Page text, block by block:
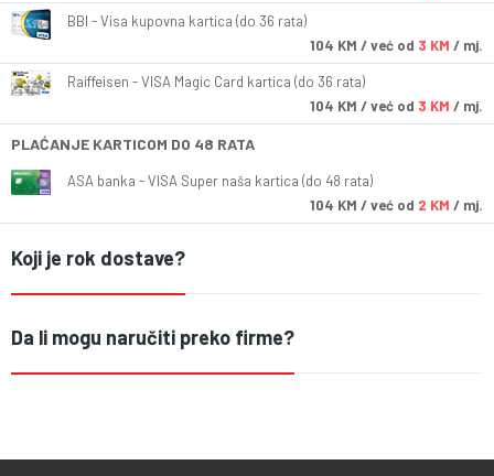
BBI - Visa kupovna kartica (do 36 rata)
104 KM / već od 3 KM / mj.
Raiffeisen - VISA Magic Card kartica (do 36 rata)
104 KM / već od 3 KM / mj.
PLAĆANJE KARTICOM DO 48 RATA
ASA banka - VISA Super naša kartica (do 48 rata)
104 KM / već od 2 KM / mj.
Koji je rok dostave?
Da li mogu naručiti preko firme?